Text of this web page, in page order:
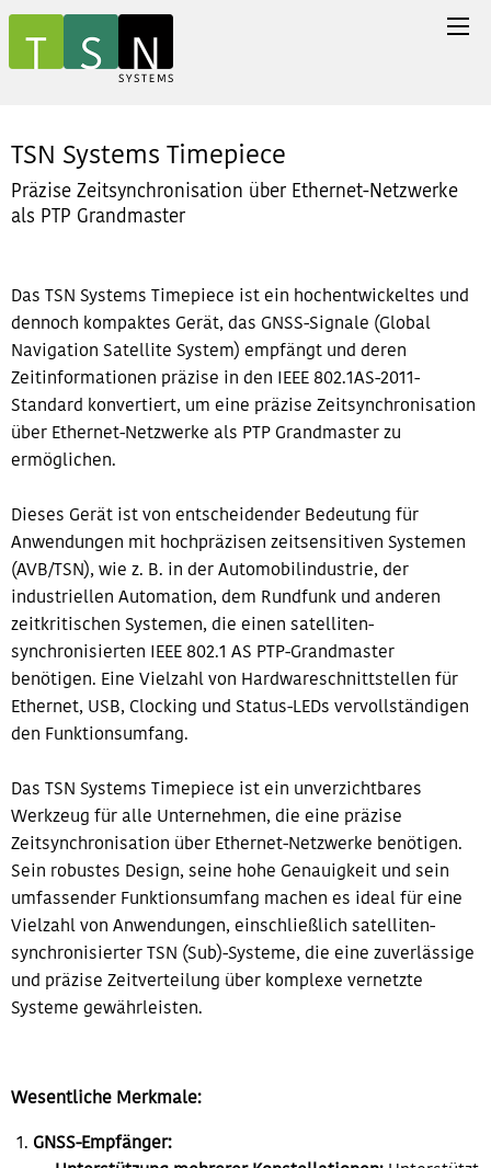
TSN Systems Timepiece
Präzise Zeitsynchronisation über Ethernet-Netzwerke
als PTP Grandmaster
Das TSN Systems Timepiece ist ein hochentwickeltes und
dennoch kompaktes Gerät, das GNSS-Signale (Global
Navigation Satellite System) empfängt und deren
Zeitinformationen präzise in den IEEE 802.1AS-2011-
Standard konvertiert, um eine präzise Zeitsynchronisation
über Ethernet-Netzwerke als PTP Grandmaster zu
ermöglichen.
Dieses Gerät ist von entscheidender Bedeutung für
Anwendungen mit hochpräzisen zeitsensitiven Systemen
(AVB/TSN), wie z. B. in der Automobilindustrie, der
industriellen Automation, dem Rundfunk und anderen
zeitkritischen Systemen, die einen satelliten-
synchronisierten IEEE 802.1 AS PTP-Grandmaster
benötigen. Eine Vielzahl von Hardwareschnittstellen für
Ethernet, USB, Clocking und Status-LEDs vervollständigen
den Funktionsumfang.
Das TSN Systems Timepiece ist ein unverzichtbares
Werkzeug für alle Unternehmen, die eine präzise
Zeitsynchronisation über Ethernet-Netzwerke benötigen.
Sein robustes Design, seine hohe Genauigkeit und sein
umfassender Funktionsumfang machen es ideal für eine
Vielzahl von Anwendungen, einschließlich satelliten-
synchronisierter TSN (Sub)-Systeme, die eine zuverlässige
und präzise Zeitverteilung über komplexe vernetzte
Systeme gewährleisten.
Wesentliche Merkmale:
GNSS-Empfänger: